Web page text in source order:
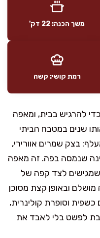
משך הכנה: 22 דק'
רמת קושי: קשה
להרגיש בבית, ומאפה
שנים במטבח הביתי
בצק שמרים אוורירי,
שנמסה בפה. זה מאפה
לצד קפה של
ובאופן קצת מסוכן
וסופרת קולינרית,
לפשט בלי לאבד את